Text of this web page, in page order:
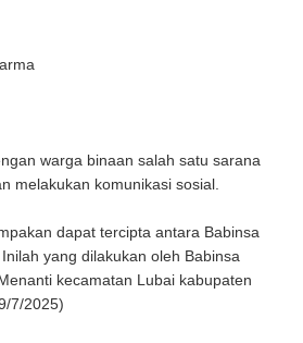
warga binaan salah satu sarana
melakukan komunikasi sosial.
dapat tercipta antara Babinsa
yang dilakukan oleh Babinsa
kecamatan Lubai kabupaten
7/2025)